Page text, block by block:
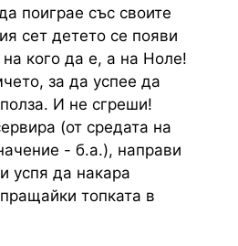
поиграе със своите
сет детето се появи
кого да е, а на Ноле!
за да успее да
И не сгреши!
(от средата на
- б.а.), направи
успя да накара
топката в